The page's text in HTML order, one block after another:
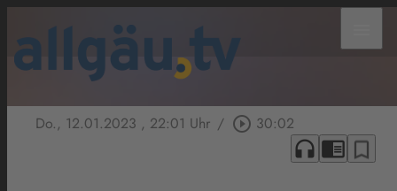
Do., 12.01.2023 , 22:01 Uhr / play_circle_outline 30:02
headphones chrome_reader_mode bookmark_border